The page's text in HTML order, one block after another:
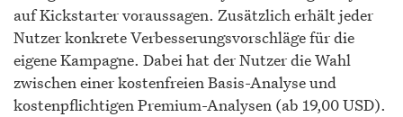
auf Kickstarter voraussagen. Zusätzlich erhält jeder
Nutzer konkrete Verbesserungsvorschläge für die
eigene Kampagne. Dabei hat der Nutzer die Wahl
zwischen einer kostenfreien Basis-Analyse und
kostenpflichtigen Premium-Analysen (ab 19,00 USD).